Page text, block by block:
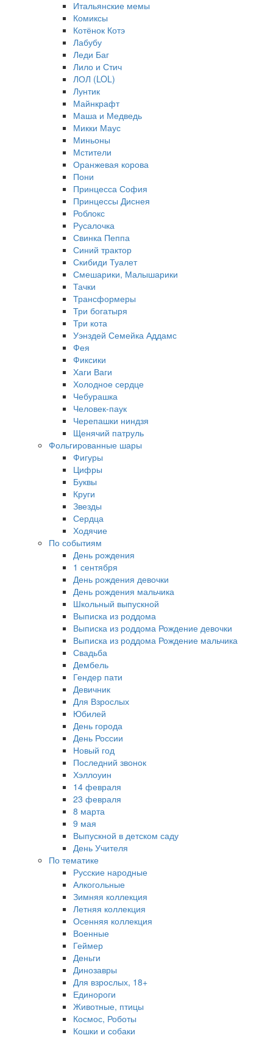
Итальянские мемы
Комиксы
Котёнок Котэ
Лабубу
Леди Баг
Лило и Стич
ЛОЛ (LOL)
Лунтик
Майнкрафт
Маша и Медведь
Микки Маус
Миньоны
Мстители
Оранжевая корова
Пони
Принцесса София
Принцессы Диснея
Роблокс
Русалочка
Свинка Пеппа
Синий трактор
Скибиди Туалет
Смешарики, Малышарики
Тачки
Трансформеры
Три богатыря
Три кота
Уэнздей Семейка Аддамс
Фея
Фиксики
Хаги Ваги
Холодное сердце
Чебурашка
Человек-паук
Черепашки ниндзя
Щенячий патруль
Фольгированные шары
Фигуры
Цифры
Буквы
Круги
Звезды
Сердца
Ходячие
По событиям
День рождения
1 сентября
День рождения девочки
День рождения мальчика
Школьный выпускной
Выписка из роддома
Выписка из роддома Рождение девочки
Выписка из роддома Рождение мальчика
Свадьба
Дембель
Гендер пати
Девичник
Для Взрослых
Юбилей
День города
День России
Новый год
Последний звонок
Хэллоуин
14 февраля
23 февраля
8 марта
9 мая
Выпускной в детском саду
День Учителя
По тематике
Русские народные
Алкогольные
Зимняя коллекция
Летняя коллекция
Осенняя коллекция
Военные
Геймер
Деньги
Динозавры
Для взрослых, 18+
Единороги
Животные, птицы
Космос, Роботы
Кошки и собаки